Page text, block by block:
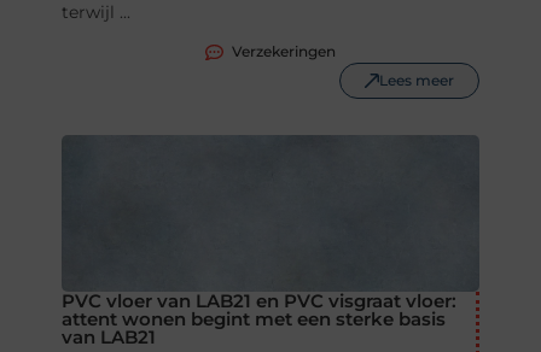
terwijl ...
Verzekeringen
Lees meer
PVC vloer van LAB21 en PVC visgraat vloer:
attent wonen begint met een sterke basis
van LAB21